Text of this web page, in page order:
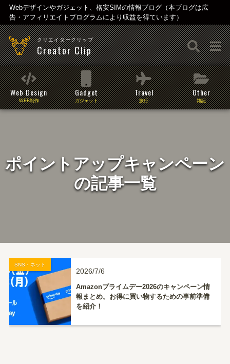
Webデザインやガジェット、格安SIMの情報ブログ（本ブログは広
告・アフィリエイトプログラムにより収益を得ています）
クリエイタークリップ
Creator Clip
Web Design
WEB制作
Gadget
ガジェット
Travel
旅行
Other
雑記
ポイントアップキャンペーン
の記事一覧
SNS・ネット
2026/7/6
Amazonプライムデー2026のキャンペーン情
報まとめ。お得に買い物するための事前準備
を紹介！